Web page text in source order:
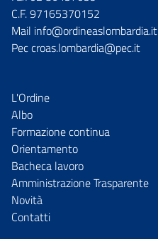
C.F. 97165370152
Mail info@ordineaslombardia.it
Pec croas.lombardia@pec.it
L'Ordine
Albo
Formazione continua
Orientamento
Bacheca lavoro
Amministrazione Trasparente
Novità
Contatti